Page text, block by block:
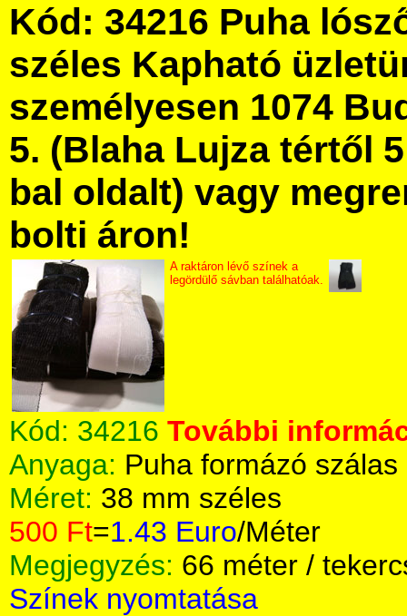
Kód: 34216 Puha
széles Kapható
személyesen 1074
5. (Blaha Lujza tértől
bal oldalt) vagy
bolti áron!
A raktáron lévő színek a
legördülő sávban találhatóak.
Kód: 34216 További
Anyaga: Puha formázó szálas
Méret: 38 mm széles
500 Ft=1.43 Euro/Méter
Megjegyzés: 66 méter /
Színek nyomtatása